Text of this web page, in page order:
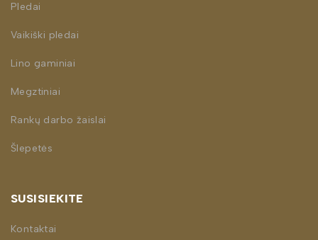
Pledai
Vaikiški pledai
Lino gaminiai
Megztiniai
Rankų darbo žaislai
Šlepetės
SUSISIEKITE
Kontaktai